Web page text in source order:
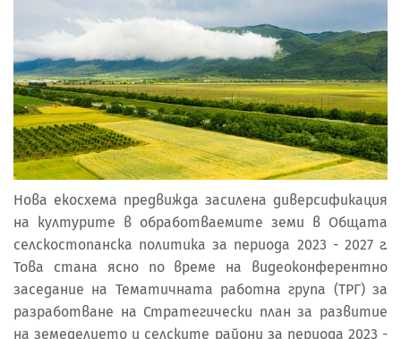
Нова екосхема предвижда засилена диверсификация
на културите в обработваемите земи в Общата
селскостопанска политика за периода 2023 - 2027 г.
Това стана ясно по време на видеоконферентно
заседание на Тематичната работна група (ТРГ) за
разработване на Стратегически план за развитие
на земеделието и селските райони за периода 2023 -